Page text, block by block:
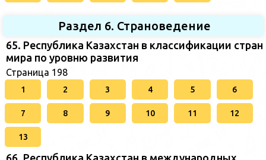
Раздел 6. Страноведение
65. Республика Казахстан в классификации стран
мира по уровню развития
Страница 198
1 2 3 4 5 6
7 8 9 10 11 12
13